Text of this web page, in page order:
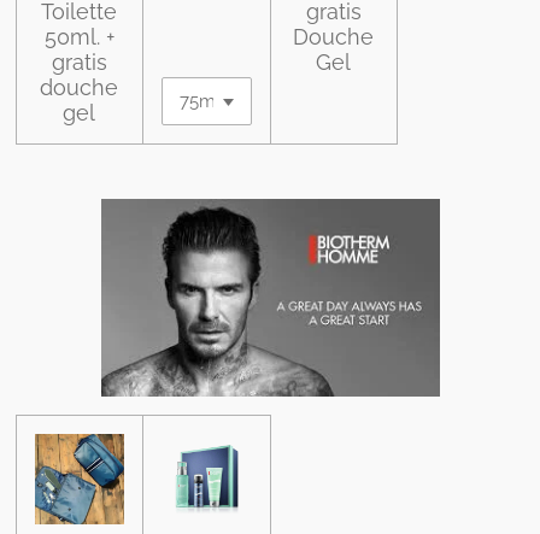
Toilette
50ml. +
gratis
douche
gel
gratis
Douche
Gel